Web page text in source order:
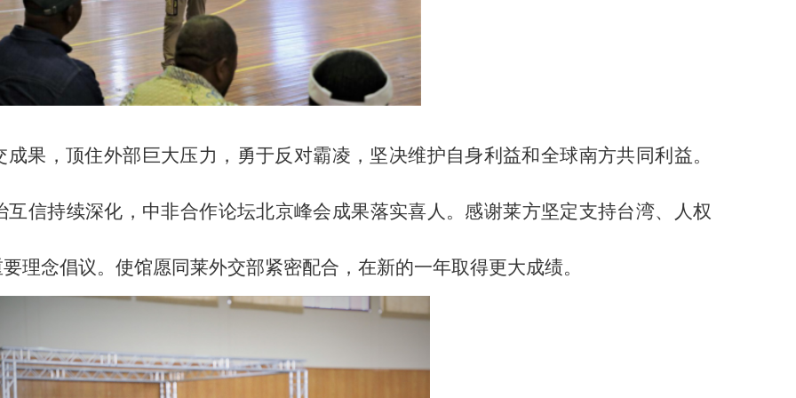
果，顶住外部巨大压力，勇于反对霸凌，坚决维护自身利益和全球南方共同利益。
信持续深化，中非合作论坛北京峰会成果落实喜人。感谢莱方坚定支持台湾、人权
理念倡议。使馆愿同莱外交部紧密配合，在新的一年取得更大成绩。